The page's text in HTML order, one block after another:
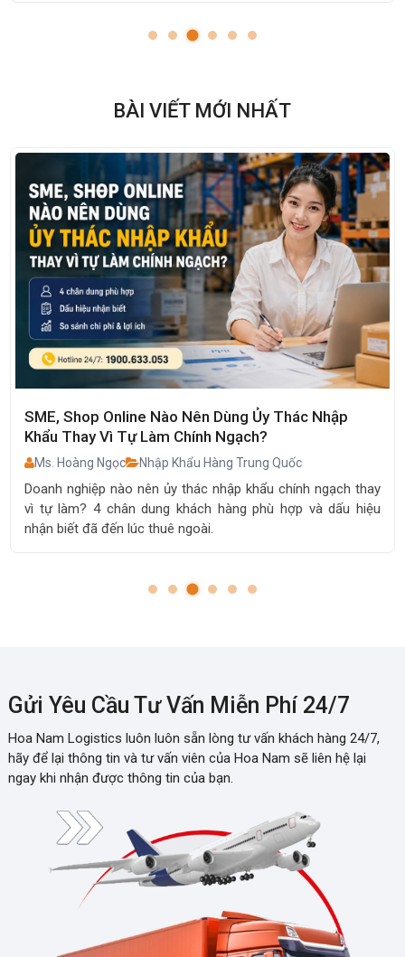
BÀI VIẾT MỚI NHẤT
SME, Shop Online Nào Nên Dùng Ủy Thác Nhập
Khẩu Thay Vì Tự Làm Chính Ngạch?
Ms. Hoàng Ngọc Nhập Khẩu Hàng Trung Quốc
Doanh nghiệp nào nên ủy thác nhập khẩu chính ngạch thay
vì tự làm? 4 chân dung khách hàng phù hợp và dấu hiệu
nhận biết đã đến lúc thuê ngoài.
Gửi Yêu Cầu Tư Vấn Miễn Phí 24/7
Hoa Nam Logistics luôn luôn sẵn lòng tư vấn khách hàng 24/7,
hãy để lại thông tin và tư vấn viên của Hoa Nam sẽ liên hệ lại
ngay khi nhận được thông tin của bạn.